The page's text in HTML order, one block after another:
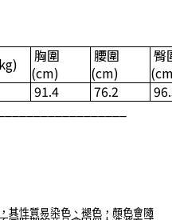
胸圍
(cm)
腰圍
(cm)
臀
91.4 76.2
其性質易染色、褪色，顏色會隨